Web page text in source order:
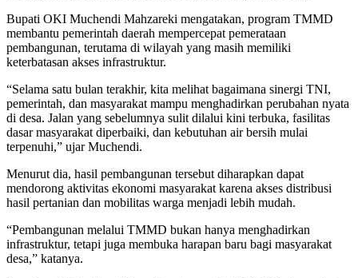
Bupati OKI Muchendi Mahzareki mengatakan, program TMMD
membantu pemerintah daerah mempercepat pemerataan
pembangunan, terutama di wilayah yang masih memiliki
keterbatasan akses infrastruktur.
“Selama satu bulan terakhir, kita melihat bagaimana sinergi TNI,
pemerintah, dan masyarakat mampu menghadirkan perubahan nyata
di desa. Jalan yang sebelumnya sulit dilalui kini terbuka, fasilitas
dasar masyarakat diperbaiki, dan kebutuhan air bersih mulai
terpenuhi,” ujar Muchendi.
Menurut dia, hasil pembangunan tersebut diharapkan dapat
mendorong aktivitas ekonomi masyarakat karena akses distribusi
hasil pertanian dan mobilitas warga menjadi lebih mudah.
“Pembangunan melalui TMMD bukan hanya menghadirkan
infrastruktur, tetapi juga membuka harapan baru bagi masyarakat
desa,” katanya.